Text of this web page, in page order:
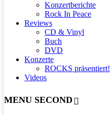
Konzertberichte
Rock In Peace
Reviews
CD & Vinyl
Buch
DVD
Konzerte
ROCKS präsentiert!
Videos
MENU SECOND